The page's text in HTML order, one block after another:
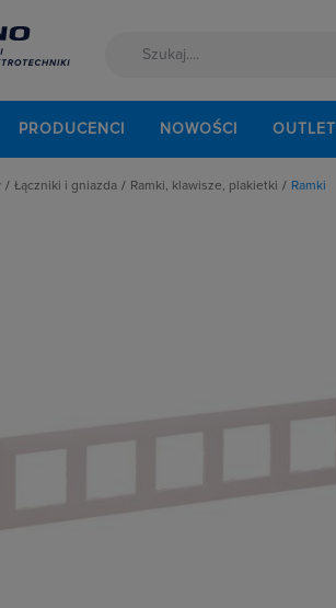
PRODUCENCI NOWOŚCI OUTLET
zewnętrzne
Łączniki i gniazda
Ramki, klawisze, plakietki
Ramki